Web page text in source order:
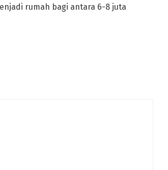
rumah bagi antara 6-8 juta